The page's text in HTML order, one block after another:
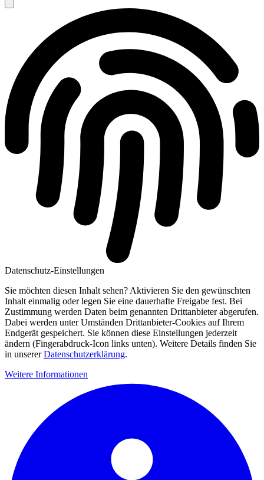
Datenschutz-Einstellungen
Sie möchten diesen Inhalt sehen? Aktivieren Sie den gewünschten
Inhalt einmalig oder legen Sie eine dauerhafte Freigabe fest. Bei
Zustimmung werden Daten beim genannten Drittanbieter abgerufen.
Dabei werden unter Umständen Drittanbieter-Cookies auf Ihrem
Endgerät gespeichert. Sie können diese Einstellungen jederzeit
ändern (Fingerabdruck-Icon links unten). Weitere Details finden Sie
in unsererDatenschutzerklärung.
Weitere Informationen